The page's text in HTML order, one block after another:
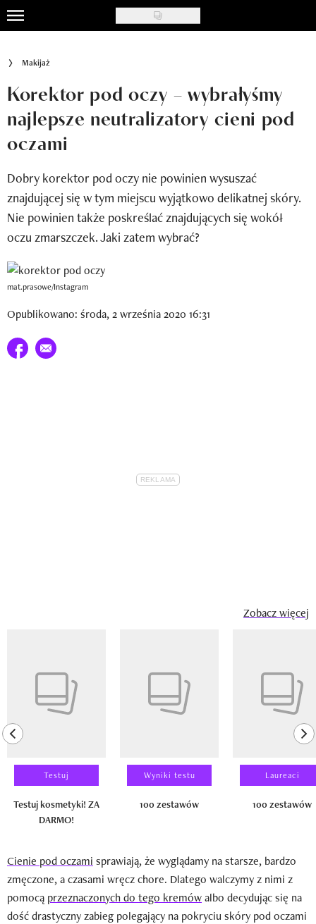
Skip
to
content
Ślub i wesele
Styl życia
Nasze akcje
Inspiracje
Recenzje kosmetyków
Klub Recenzentki
Newsy
Wizaz Summer Influ School
Makijaż
Korektor pod oczy – wybrałyśmy
najlepsze neutralizatory cieni pod
oczami
Dobry korektor pod oczy nie powinien wysuszać
znajdującej się w tym miejscu wyjątkowo delikatnej skóry.
Nie powinien także poskreślać znajdujących się wokół
oczu zmarszczek. Jaki zatem wybrać?
mat.prasowe/Instagram
Opublikowano: środa, 2 września 2020 16:31
Udostępnij na facebook
E-mail do przyjaciela
Zobacz więcej
previous element
Testuj
Testuj kosmetyki! ZA
DARMO!
Wyniki testu
100 zestawów
Laureaci
100 zestawów
Cienie pod oczami sprawiają, że wyglądamy na starsze, bardzo
zmęczone, a czasami wręcz chore. Dlatego walczymy z nimi z
pomocą przeznaczonych do tego kremówalbo decydując się na
dość drastyczny zabieg polegający na pokryciu skóry pod oczami